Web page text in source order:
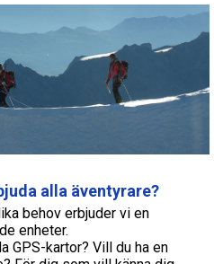
alla äventyrare?
behov erbjuder vi en
enheter.
GPS-kartor? Vill du ha en